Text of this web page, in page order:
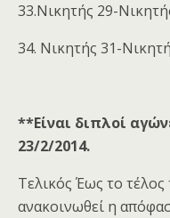
33.Νικητής 29-
34. Νικητής 31-
**Είναι διπλοί
23/2/2014.
Τελικός Έως το
ανακοινωθεί η